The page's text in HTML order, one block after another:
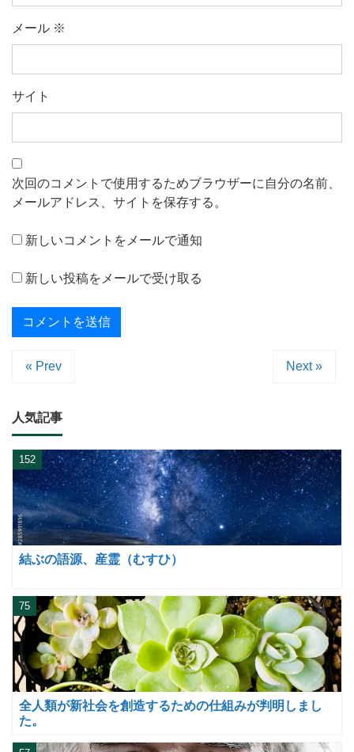
メール ※
サイト
次回のコメントで使用するためブラウザーに自分の名前、
メールアドレス、サイトを保存する。
新しいコメントをメールで通知
新しい投稿をメールで受け取る
« Prev Next »
人気記事
結ぶの語源、産霊（むすひ）
152
全人類が新社会を創造するための仕組みが判明しまし
た。
75